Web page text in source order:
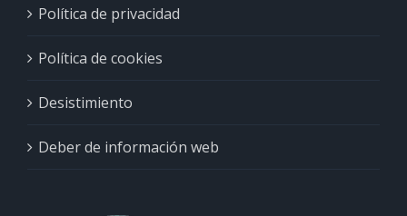
Política de privacidad
Política de cookies
Desistimiento
Deber de información web